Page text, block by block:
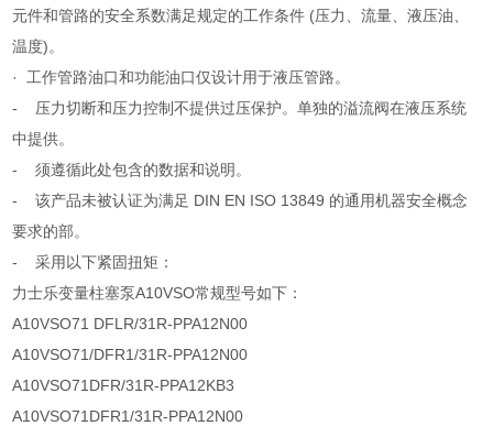
元件和管路的安全系数满足规定的工作条件 (压力、流量、液压油、
温度)。
· 工作管路油口和功能油口仅设计用于液压管路。
- 压力切断和压力控制不提供过压保护。单独的溢流阀在液压系统
中提供。
- 须遵循此处包含的数据和说明。
- 该产品未被认证为满足 DIN EN ISO 13849 的通用机器安全概念
要求的部。
- 采用以下紧固扭矩：
力士乐变量柱塞泵A10VSO常规型号如下：
A10VSO71 DFLR/31R-PPA12N00
A10VSO71/DFR1/31R-PPA12N00
A10VSO71DFR/31R-PPA12KB3
A10VSO71DFR1/31R-PPA12N00